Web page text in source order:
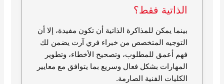
الذاتية فقط؟
بينما يمكن للمذاكرة الذاتية أن تكون مفيدة، إلا أن
التوجيه المتخصص من خبراء فري آرت يضمن لك
فهم أعمق للمطلوب، وتصحيح الأخطاء، وتطوير
المهارات بشكل فعال وسريع بما يتوافق مع معايير
الكليات الفنية الصارمة.